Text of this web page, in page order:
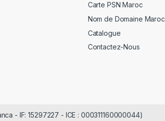
Carte PSN Maroc
Nom de Domaine Maroc
Catalogue
Contactez-Nous
- IF: 15297227 - ICE : 000311160000044)